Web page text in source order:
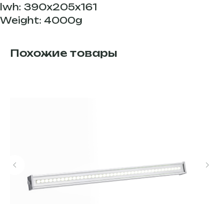
lwh: 390x205x161
Weight: 4000g
Похожие товары